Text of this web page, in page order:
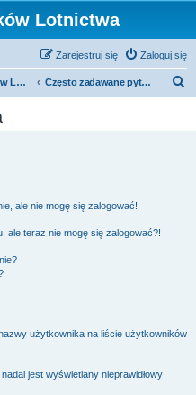
Lotnictwa
Zaloguj się
Zarejestruj się
Forum Miłośników Lotnictwa Często zadawane pytania
ale nie mogę się zalogować!
ale teraz nie mogę się zalogować?!
użytkownika na liście użytkowników
jest wyświetlany nieprawidłowy